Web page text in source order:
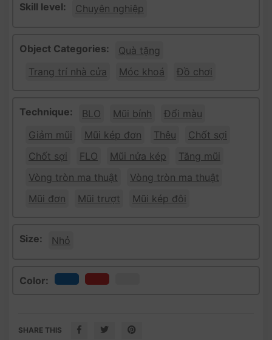
Skill level: Chuyên nghiệp
Object Categories:
Quà tặng
Trang trí nhà cửa
Móc khoá Đồ chơi
Technique: BLO Mũi bính
Đổi màu
Giảm mũi
Mũi kép đơn Thêu
Chốt sợi
Chốt sợi
FLO Mũi nửa kép
Tăng mũi
Vòng tròn ma thuật
Vòng tròn ma thuật
Mũi đơn
Mũi trượt Mũi kép đôi
Size: Nhỏ
Color:
SHARE THIS